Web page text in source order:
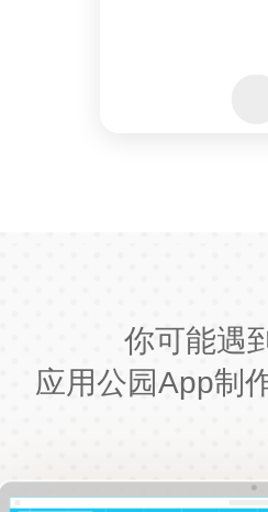
你可能遇
应用公园App制